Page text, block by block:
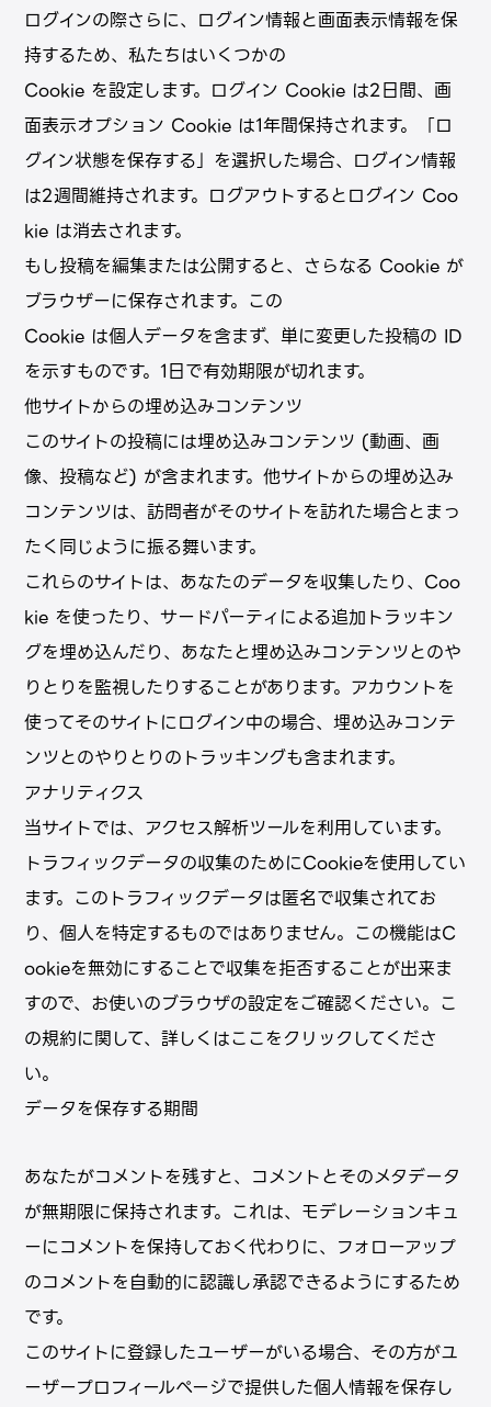
ログインの際さらに、ログイン情報と画⾯表⽰情報を保
持するため、私たちはいくつかの
Cookie を設定します。ログイン Cookie は2⽇間、画
⾯表⽰オプション Cookie は1年間保持されます。「ロ
グイン状態を保存する」を選択した場合、ログイン情報
は2週間維持されます。ログアウトするとログイン Coo
kie は消去されます。
もし投稿を編集または公開すると、さらなる Cookie が
ブラウザーに保存されます。この
Cookie は個⼈データを含まず、単に変更した投稿の ID
を⽰すものです。1⽇で有効期限が切れます。
他サイトからの埋め込みコンテンツ
このサイトの投稿には埋め込みコンテンツ (動画、画
像、投稿など) が含まれます。他サイトからの埋め込み
コンテンツは、訪問者がそのサイトを訪れた場合とまっ
たく同じように振る舞います。
これらのサイトは、あなたのデータを収集したり、Coo
kie を使ったり、サードパーティによる追加トラッキン
グを埋め込んだり、あなたと埋め込みコンテンツとのや
りとりを監視したりすることがあります。アカウントを
使ってそのサイトにログイン中の場合、埋め込みコンテ
ンツとのやりとりのトラッキングも含まれます。
アナリティクス
当サイトでは、アクセス解析ツールを利⽤しています。
トラフィックデータの収集のためにCookieを使⽤してい
ます。このトラフィックデータは匿名で収集されてお
り、個⼈を特定するものではありません。この機能はC
ookieを無効にすることで収集を拒否することが出来ま
すので、お使いのブラウザの設定をご確認ください。こ
の規約に関して、詳しくはここをクリックしてくださ
い。
データを保存する期間
あなたがコメントを残すと、コメントとそのメタデータ
が無期限に保持されます。これは、モデレーションキュ
ーにコメントを保持しておく代わりに、フォローアップ
のコメントを⾃動的に認識し承認できるようにするため
です。
このサイトに登録したユーザーがいる場合、その⽅がユ
ーザープロフィールページで提供した個⼈情報を保存し